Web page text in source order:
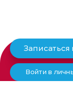
Войти в